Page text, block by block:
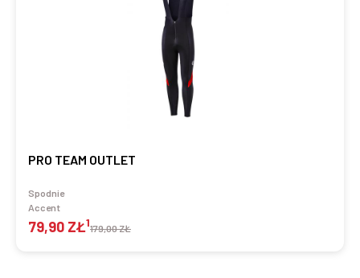
PRO TEAM OUTLET
Spodnie
Accent
79,90 ZŁ1179,00 ZŁ